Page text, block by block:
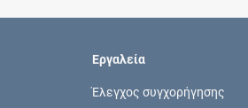
των συνδρομητικών
Εργαλεία
Έλεγχος συγχορήγησης